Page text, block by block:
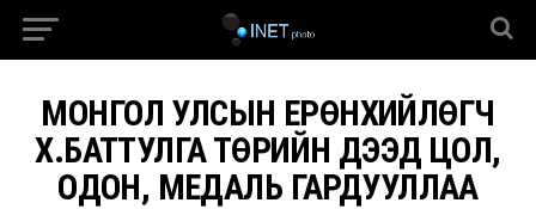
МОНГОЛ УЛСЫН ЕРӨНХИЙЛӨГЧ
Х.БАТТУЛГА ТӨРИЙН ДЭЭД ЦОЛ,
ОДОН, МЕДАЛЬ ГАРДУУЛЛАА